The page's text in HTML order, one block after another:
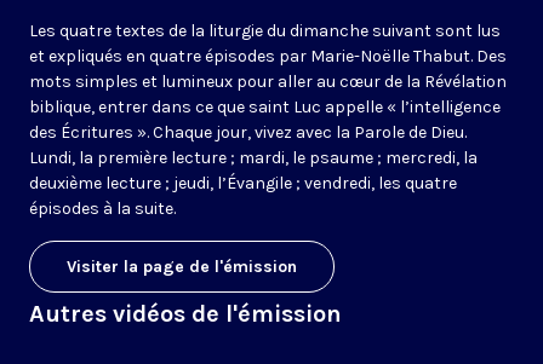
Les quatre textes de la liturgie du dimanche suivant sont lus
et expliqués en quatre épisodes par Marie-Noëlle Thabut. Des
mots simples et lumineux pour aller au cœur de la Révélation
biblique, entrer dans ce que saint Luc appelle « l’intelligence
des Écritures ». Chaque jour, vivez avec la Parole de Dieu.
Lundi, la première lecture ; mardi, le psaume ; mercredi, la
deuxième lecture ; jeudi, l’Évangile ; vendredi, les quatre
épisodes à la suite.
Visiter la page de l'émission
Autres vidéos de l'émission